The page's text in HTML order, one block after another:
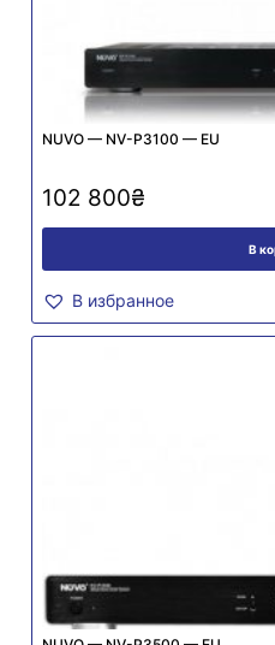
NUVO — NV-P3100 — EU
102 800₴
В
В избранное